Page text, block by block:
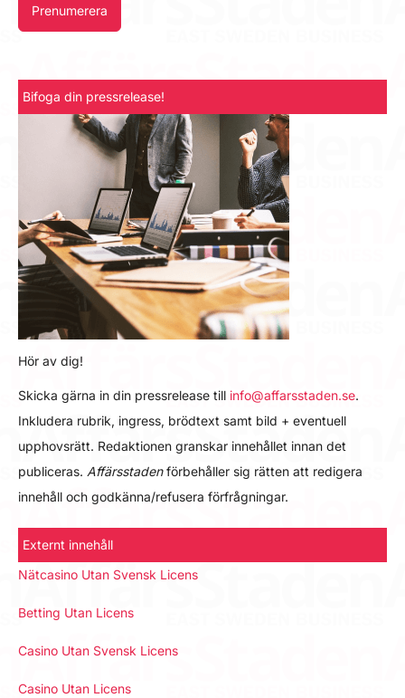
Prenumerera
Bifoga din pressrelease!
Hör av dig!
Skicka gärna in din pressrelease till info@affarsstaden.se.
Inkludera rubrik, ingress, brödtext samt bild + eventuell
upphovsrätt. Redaktionen granskar innehållet innan det
publiceras. Affärsstadenförbehåller sig rätten att redigera
innehåll och godkänna/refusera förfrågningar.
Externt innehåll
Nätcasino Utan Svensk Licens
Betting Utan Licens
Casino Utan Svensk Licens
Casino Utan Licens